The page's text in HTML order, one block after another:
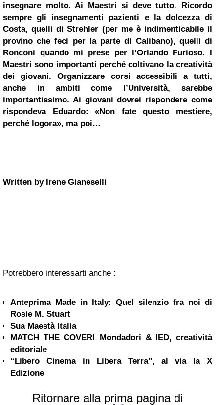
insegnare molto. Ai Maestri si deve tutto. Ricordo
sempre gli insegnamenti pazienti e la dolcezza di
Costa, quelli di Strehler (per me è indimenticabile il
provino che feci per la parte di Calibano), quelli di
Ronconi quando mi prese per l’Orlando Furioso. I
Maestri sono importanti perché coltivano la creatività
dei giovani. Organizzare corsi accessibili a tutti,
anche in ambiti come l’Università, sarebbe
importantissimo. Ai giovani dovrei rispondere come
rispondeva Eduardo: «Non fate questo mestiere,
perché logora», ma poi…
Written by Irene Gianeselli
Potrebbero interessarti anche :
Anteprima Made in Italy: Quel silenzio fra noi di
Rosie M. Stuart
Sua Maestà Italia
MATCH THE COVER! Mondadori & IED, creatività
editoriale
“Libero Cinema in Libera Terra”, al via la X
Edizione
Ritornare alla prima pagina di